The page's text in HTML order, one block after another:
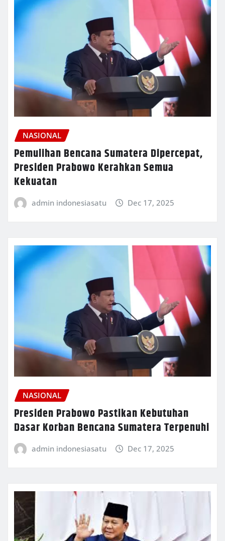
NASIONAL
Pemulihan Bencana Sumatera Dipercepat,
Presiden Prabowo Kerahkan Semua
Kekuatan
admin indonesiasatu Dec 17, 2025
NASIONAL
Presiden Prabowo Pastikan Kebutuhan
Dasar Korban Bencana Sumatera Terpenuhi
admin indonesiasatu Dec 17, 2025